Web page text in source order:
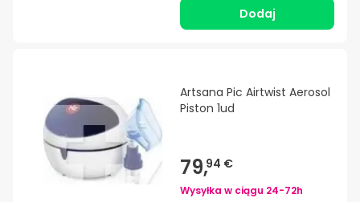
Dodaj
Artsana Pic Airtwist Aerosol
Piston 1ud
79,94 €
Wysyłka w ciągu 24-72h